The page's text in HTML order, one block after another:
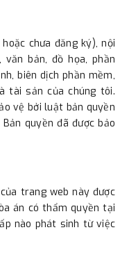
chưa đăng ký), nội
bản, đồ họa, phần
biên dịch phần mềm,
tài sản của chúng tôi.
vệ bởi luật bản quyền
quyền đã được bảo
trang web này được
án có thẩm quyền tại
nào phát sinh từ việc